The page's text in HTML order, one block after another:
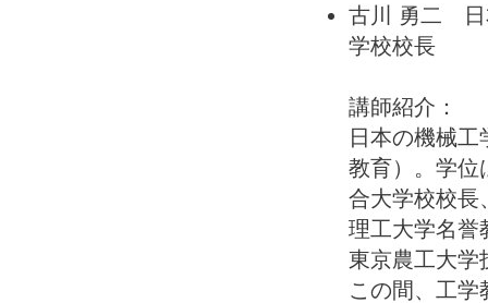
古川 勇二 日
学校校長
講師紹介：
日本の機械
教育）。学位
合大学校校長
理工大学名誉
東京農工大学
この間、工学